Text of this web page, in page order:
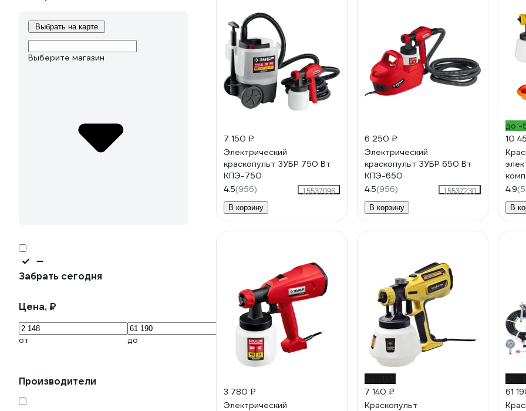
Выбрать на карте
Выберите магазин
Забрать сегодня
Цена, ₽
от до
Производители
7 150 ₽
Электрический
краскопульт ЗУБР 750 Вт
КПЭ-750
4.5(956)
15537096
В корзину
6 250 ₽
Электрический
краскопульт ЗУБР 650 Вт
КПЭ-650
4.5(956)
15537230
В корзину
до -
10
4.9
В
3 780 ₽
Электрический
7 140 ₽
Краскопульт
61